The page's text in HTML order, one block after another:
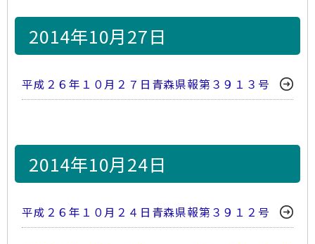
2014年10月27日
平成２６年１０月２７日青森県報第３９１３号
2014年10月24日
平成２６年１０月２４日青森県報第３９１２号